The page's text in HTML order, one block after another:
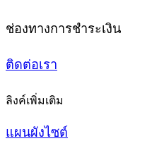
ช่องทางการชำระเงิน
ติดต่อเรา
ลิงค์เพิ่มเติม
แผนผังไซต์